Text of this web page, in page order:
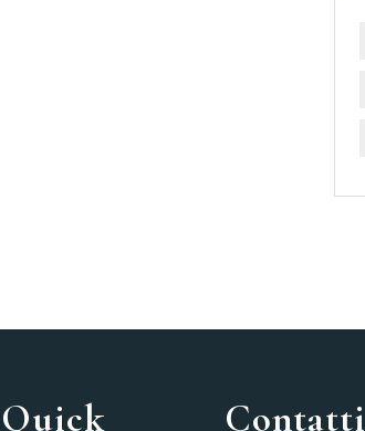
Quick
Contatti